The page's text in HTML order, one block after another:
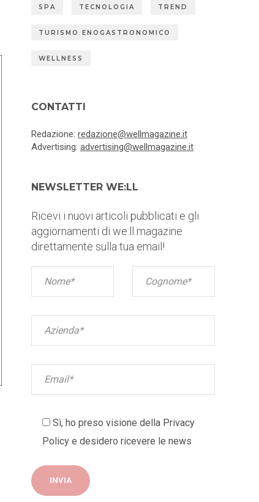
SPA TECNOLOGIA TREND
TURISMO ENOGASTRONOMICO
WELLNESS
CONTATTI
Redazione: redazione@wellmagazine.it
Advertising: advertising@wellmagazine.it
NEWSLETTER WE:LL
Ricevi i nuovi articoli pubblicati e gli
aggiornamenti di we:ll magazine
direttamente sulla tua email!
Sì, ho preso visione della Privacy
Policy e desidero ricevere le news